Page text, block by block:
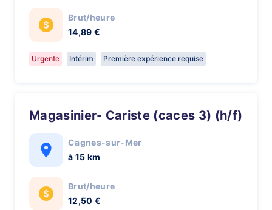
Brut/heure
14,89 €
Urgente Intérim Première expérience requise
Magasinier- Cariste (caces 3) (h/f)
Cagnes-sur-Mer
à 15 km
Brut/heure
12,50 €